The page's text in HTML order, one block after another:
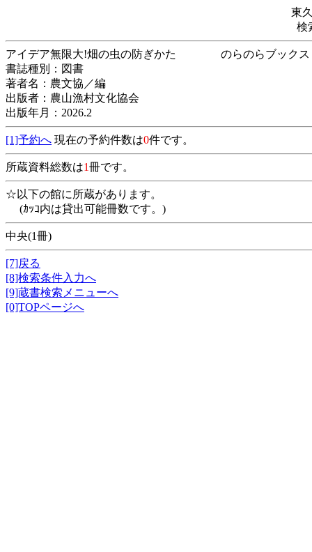
東
検
アイデア無限大!畑の虫の防ぎかた のらの
書誌種別：図書
著者名：農文協／編
出版者：農山漁村文化協会
出版年月：2026.2
[1]予約へ 現在の予約件数は0件です。
所蔵資料総数は1冊です。
☆以下の館に所蔵があります。
(ｶｯｺ内は貸出可能冊数です。)
中央(1冊)
[7]戻る
[8]検索条件入力へ
[9]蔵書検索メニューへ
[0]TOPページへ